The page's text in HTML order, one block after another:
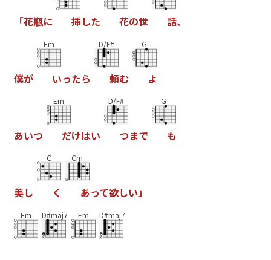
「花瓶に 挿した 花の世 話、
僕が
Em
いったら
D/F#
頼む
G
よ
あいつ
Em
だけはい
D/F#
つまで
G
も
美し
C
く
Cm
あって欲しい」
Em D#maj7 Em D#maj7